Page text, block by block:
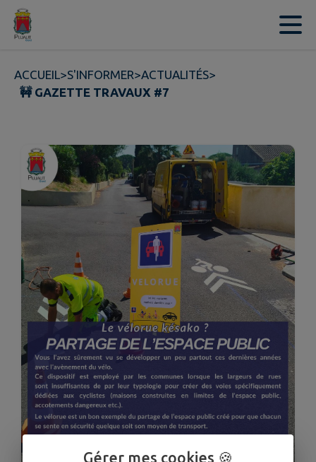
Contenu
ACCUEIL>S'INFORMER>ACTUALITÉS>
🚧 GAZETTE TRAVAUX #7
Gérer mes cookies 🍪